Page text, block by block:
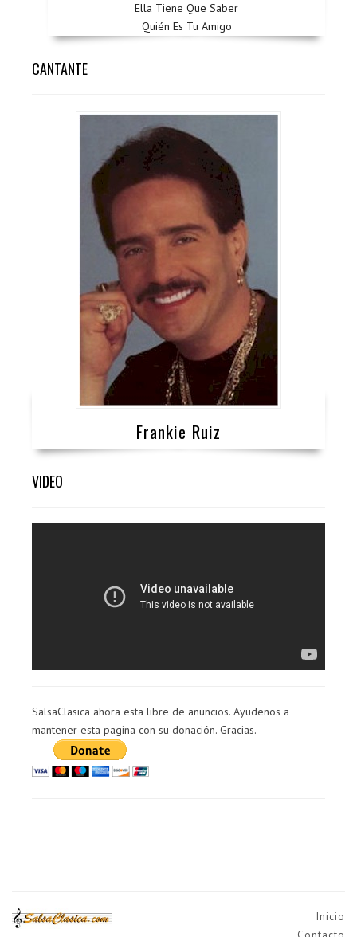
Ella Tiene Que Saber
Quién Es Tu Amigo
CANTANTE
Frankie Ruiz
VIDEO
SalsaClasica ahora esta libre de anuncios. Ayudenos a
mantener esta pagina con su donación. Gracias.
Inicio